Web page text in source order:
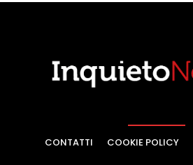
CONTATTI COOKIE POLICY